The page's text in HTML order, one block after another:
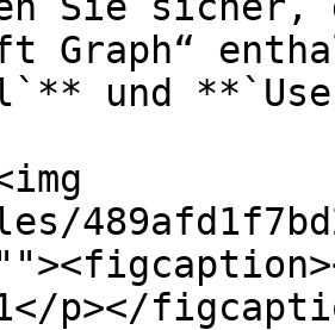
Graph“
und
p></